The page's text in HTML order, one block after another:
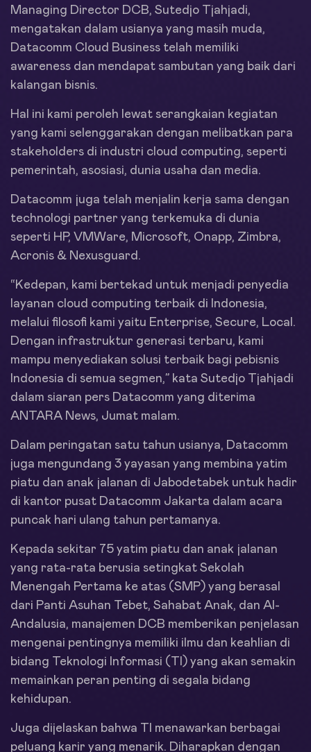
Managing Director DCB, Sutedjo Tjahjadi,
mengatakan dalam usianya yang masih muda,
Datacomm Cloud Business telah memiliki
awareness dan mendapat sambutan yang baik dari
kalangan bisnis.
Hal ini kami peroleh lewat serangkaian kegiatan
yang kami selenggarakan dengan melibatkan para
stakeholders di industri cloud computing, seperti
pemerintah, asosiasi, dunia usaha dan media.
Datacomm juga telah menjalin kerja sama dengan
technologi partner yang terkemuka di dunia
seperti HP, VMWare, Microsoft, Onapp, Zimbra,
Acronis & Nexusguard.
“Kedepan, kami bertekad untuk menjadi penyedia
layanan cloud computing terbaik di Indonesia,
melalui filosofi kami yaitu Enterprise, Secure, Local.
Dengan infrastruktur generasi terbaru, kami
mampu menyediakan solusi terbaik bagi pebisnis
Indonesia di semua segmen,” kata Sutedjo Tjahjadi
dalam siaran pers Datacomm yang diterima
ANTARA News, Jumat malam.
Dalam peringatan satu tahun usianya, Datacomm
juga mengundang 3 yayasan yang membina yatim
piatu dan anak jalanan di Jabodetabek untuk hadir
di kantor pusat Datacomm Jakarta dalam acara
puncak hari ulang tahun pertamanya.
Kepada sekitar 75 yatim piatu dan anak jalanan
yang rata-rata berusia setingkat Sekolah
Menengah Pertama ke atas (SMP) yang berasal
dari Panti Asuhan Tebet, Sahabat Anak, dan Al-
Andalusia, manajemen DCB memberikan penjelasan
mengenai pentingnya memiliki ilmu dan keahlian di
bidang Teknologi Informasi (TI) yang akan semakin
memainkan peran penting di segala bidang
kehidupan.
Juga dijelaskan bahwa TI menawarkan berbagai
peluang karir yang menarik. Diharapkan dengan